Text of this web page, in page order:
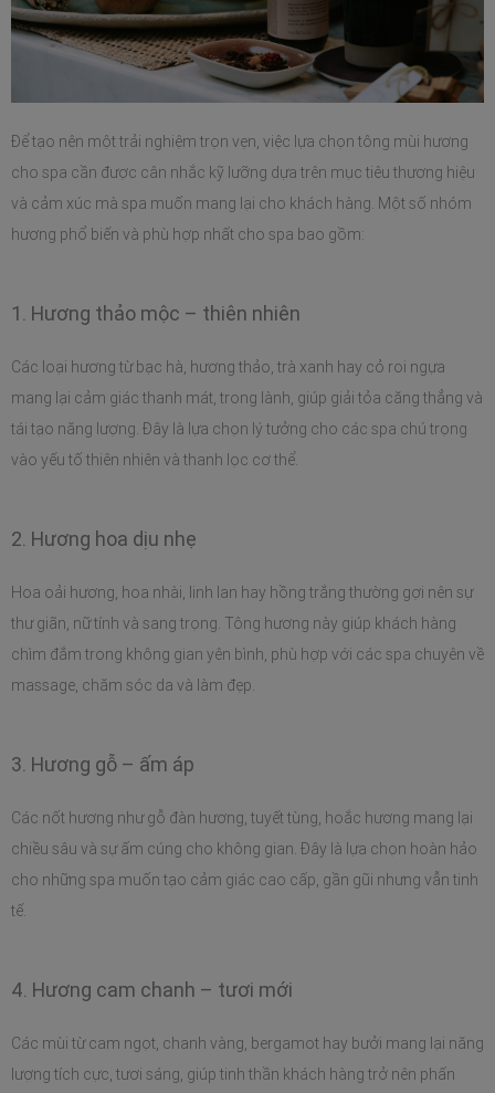
Để tạo nên một trải nghiệm trọn vẹn, việc lựa chọn tông mùi hương
cho spa cần được cân nhắc kỹ lưỡng dựa trên mục tiêu thương hiệu
và cảm xúc mà spa muốn mang lại cho khách hàng. Một số nhóm
hương phổ biến và phù hợp nhất cho spa bao gồm:
1. Hương thảo mộc – thiên nhiên
Các loại hương từ bạc hà, hương thảo, trà xanh hay cỏ roi ngựa
mang lại cảm giác thanh mát, trong lành, giúp giải tỏa căng thẳng và
tái tạo năng lượng. Đây là lựa chọn lý tưởng cho các spa chú trọng
vào yếu tố thiên nhiên và thanh lọc cơ thể.
2. Hương hoa dịu nhẹ
Hoa oải hương, hoa nhài, linh lan hay hồng trắng thường gợi nên sự
thư giãn, nữ tính và sang trọng. Tông hương này giúp khách hàng
chìm đắm trong không gian yên bình, phù hợp với các spa chuyên về
massage, chăm sóc da và làm đẹp.
3. Hương gỗ – ấm áp
Các nốt hương như gỗ đàn hương, tuyết tùng, hoắc hương mang lại
chiều sâu và sự ấm cúng cho không gian. Đây là lựa chọn hoàn hảo
cho những spa muốn tạo cảm giác cao cấp, gần gũi nhưng vẫn tinh
tế.
4. Hương cam chanh – tươi mới
Các mùi từ cam ngọt, chanh vàng, bergamot hay bưởi mang lại năng
lượng tích cực, tươi sáng, giúp tinh thần khách hàng trở nên phấn